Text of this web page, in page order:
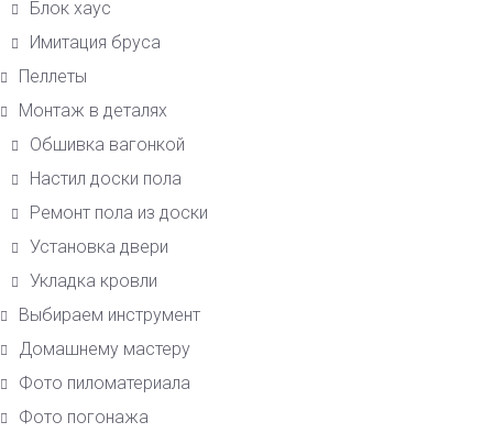
Блок хаус
Имитация бруса
Пеллеты
Монтаж в деталях
Обшивка вагонкой
Настил доски пола
Ремонт пола из доски
Установка двери
Укладка кровли
Выбираем инструмент
Домашнему мастеру
Фото пиломатериала
Фото погонажа